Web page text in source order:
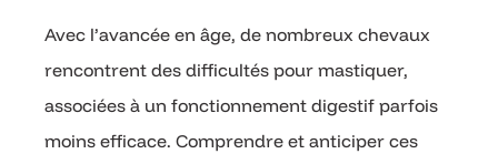
Avec l’avancée en âge, de nombreux chevaux
rencontrent des difficultés pour mastiquer,
associées à un fonctionnement digestif parfois
moins efficace. Comprendre et anticiper ces